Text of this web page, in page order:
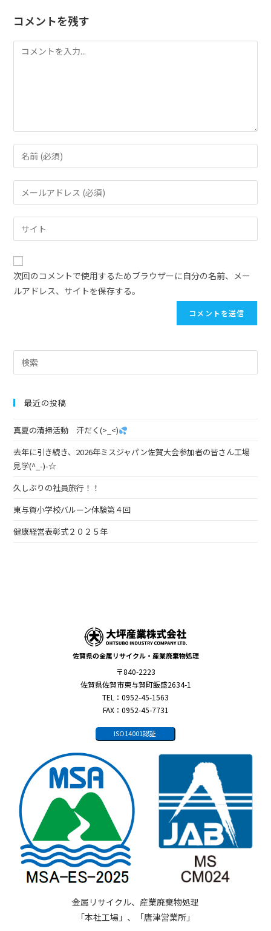
コメントを残す
次回のコメントで使用するためブラウザーに自分の名前、メー
ルアドレス、サイトを保存する。
最近の投稿
真夏の清掃活動 汗だく(>_<)
去年に引き続き、2026年ミスジャパン佐賀大会参加者の皆さん工場
見学(^_-)-☆
久しぶりの社員旅行！！
東与賀小学校バルーン体験第４回
健康経営表彰式２０２５年
佐賀県の金属リサイクル・産業廃棄物処理
〒840-2223
佐賀県佐賀市東与賀町飯盛2634-1
TEL：0952-45-1563
FAX：0952-45-7731
ISO14001認証
金属リサイクル、産業廃棄物処理
「本社工場」、「唐津営業所」